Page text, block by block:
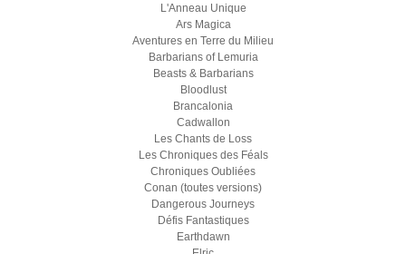
L'Anneau Unique
Ars Magica
Aventures en Terre du Milieu
Barbarians of Lemuria
Beasts & Barbarians
Bloodlust
Brancalonia
Cadwallon
Les Chants de Loss
Les Chroniques des Féals
Chroniques Oubliées
Conan (toutes versions)
Dangerous Journeys
Défis Fantastiques
Earthdawn